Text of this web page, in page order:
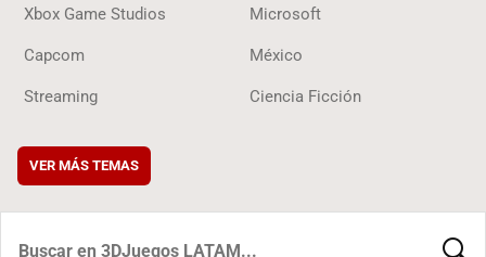
Xbox Game Studios Microsoft
Capcom México
Streaming Ciencia Ficción
VER MÁS TEMAS